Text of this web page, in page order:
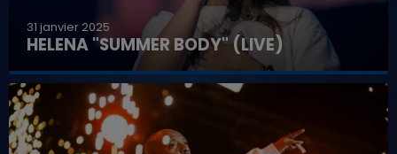
31 janvier 2025
HELENA "SUMMER BODY" (LIVE)